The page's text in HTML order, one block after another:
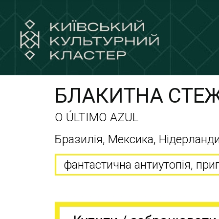
БЛАКИТНА
O ÚLTIMO AZUL
Бразилія, Мексика,
фантастична антиутопія,